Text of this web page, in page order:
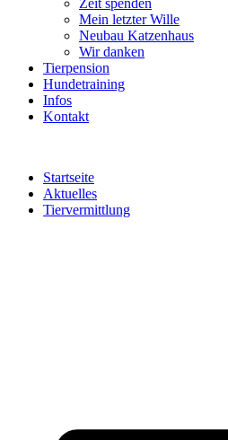
Zeit spenden
Mein letzter Wille
Neubau Katzenhaus
Wir danken
Tierpension
Hundetraining
Infos
Kontakt
Startseite
Aktuelles
Tiervermittlung